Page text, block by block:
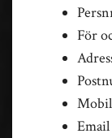
För
Email